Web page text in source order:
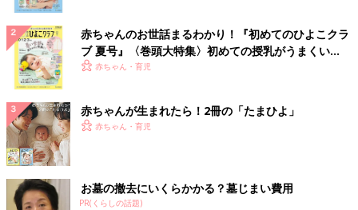
赤ちゃんのお世話まるわかり！『初めてのひよこクラ
ブ 夏号』〈巻頭大特集〉初めての授乳がうまくい
く！ おっぱい・ミルクの基本と夏のトラブル 解決テ
赤ちゃん・育児
赤ちゃんが生まれたら！2冊の「たまひよ」
赤ちゃん・育児
お墓の撤去にいくらかかる？墓じまい費用
PR(くらしの話題)